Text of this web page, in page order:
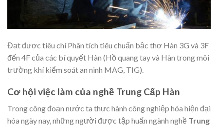
Đạt được tiêu chí Phân tích tiêu chuẩn bậc thợ Hàn 3G và 3F
đến 4F của các bí quyết Hàn (Hồ quang tay và Hàn trong môi
trường khí kiểm soát an ninh MAG, TIG).
Cơ hội việc làm của nghề Trung Cấp Hàn
Trong công đoạn nước ta thực hành công nghiệp hóa hiện đại
hóa ngày nay, những người được tập huấn ngành nghề Trung